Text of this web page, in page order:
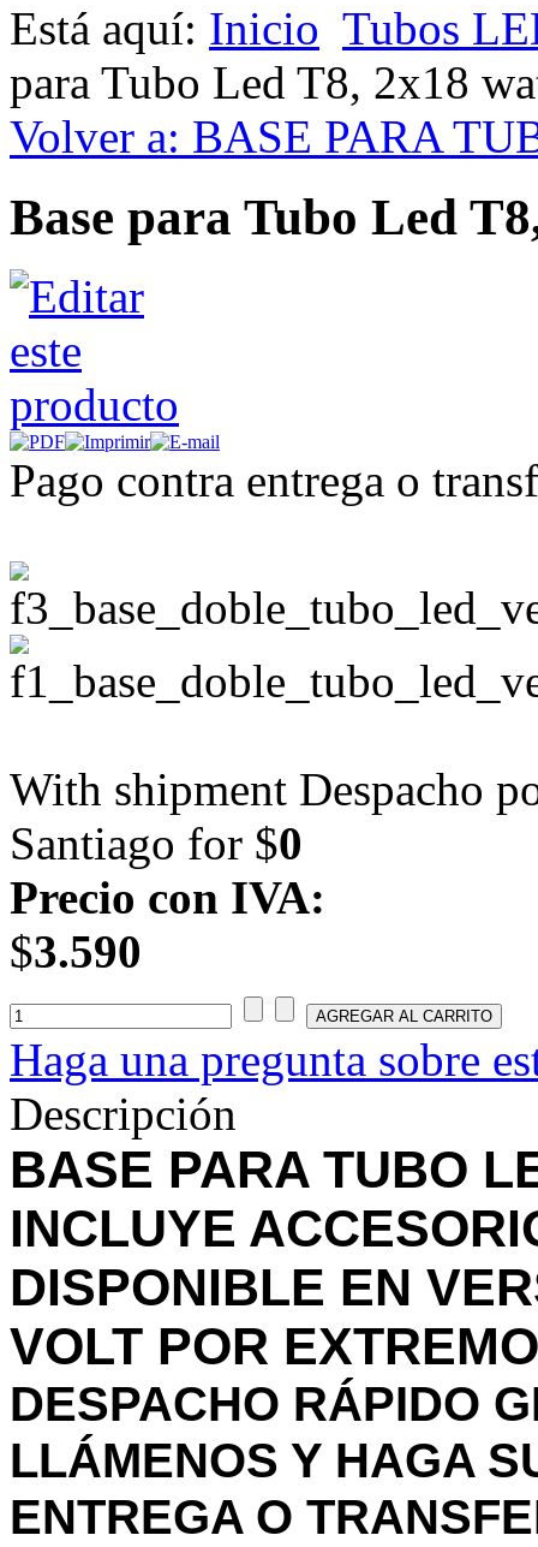
Está aquí: Inicio Tubos
para Tubo Led T8, 2x18
Volver a: BASE PARA
Base para Tubo Led
Pago contra entrega o
With shipment Despacho
Santiago for $0
Precio con IVA:
$3.590
Haga una pregunta sobre
Descripción
BASE PARA TUBO
INCLUYE
DISPONIBLE EN
VOLT POR
DESPACHO RÁPIDO
LLÁMENOS Y HAGA
ENTREGA O